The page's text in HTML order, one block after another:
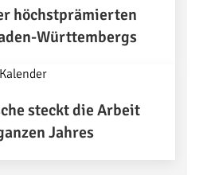
höchstprämierten
Württembergs
steckt die Arbeit
Jahres